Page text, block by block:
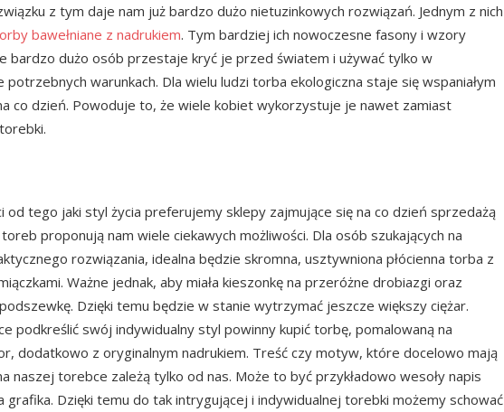
z tym daje nam już bardzo dużo nietuzinkowych rozwiązań. Jednym z nich
bawełniane z nadrukiem. Tym bardziej ich nowoczesne fasony i wzory
bardzo dużo osób przestaje kryć je przed światem i używać tylko w
potrzebnych warunkach. Dla wielu ludzi torba ekologiczna staje się wspaniałym
co dzień. Powoduje to, że wiele kobiet wykorzystuje je nawet zamiast
od tego jaki styl życia preferujemy sklepy zajmujące się na co dzień sprzedażą
toreb proponują nam wiele ciekawych możliwości. Dla osób szukających na
rozwiązania, idealna będzie skromna, usztywniona płócienna torba z
Ważne jednak, aby miała kieszonkę na przeróżne drobiazgi oraz
Dzięki temu będzie w stanie wytrzymać jeszcze większy ciężar.
podkreślić swój indywidualny styl powinny kupić torbę, pomalowaną na
dodatkowo z oryginalnym nadrukiem. Treść czy motyw, które docelowo mają
naszej torebce zależą tylko od nas. Może to być przykładowo wesoły napis
grafika. Dzięki temu do tak intrygującej i indywidualnej torebki możemy schować